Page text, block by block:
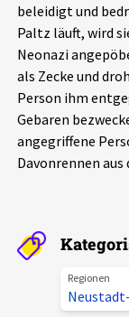
Leipziger
Schlaglichter
Phänomene
Alle Beiträge
Veranstaltungen
Über uns
beleidigt und
Paltz läuft, wird
Neonazi
als Zecke und
Person ihm
Gebaren
angegriffene
Davonrennen
Regionen